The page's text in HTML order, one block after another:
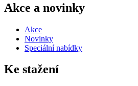
Akce a novinky
Akce
Novinky
Speciální nabídky
Ke stažení